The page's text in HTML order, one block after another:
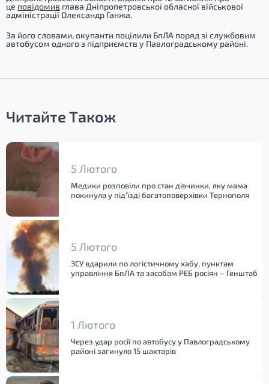
це повідомив глава Дніпропетровської обласної військової
адміністрації Олександр Ганжа.
За його словами, окупанти поцілили БпЛА поряд зі службовим
автобусом одного з підприємств у Павлоградському районі.
Читайте Також
5 Лютого
Медики розповіли про стан дівчинки, яку мама
покинула у під’їзді багатоповерхівки Тернополя
5 Лютого
ЗСУ вдарили по логістичному хабу, пунктам
управління БпЛА та засобам РЕБ росіян – Генштаб
1 Лютого
Через удар росії по автобусу у Павлоградському
районі загинуло 15 шахтарів